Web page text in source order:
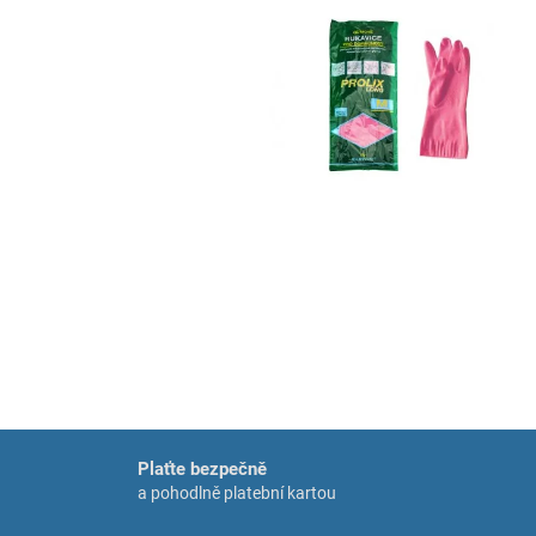
Plaťte bezpečně
a pohodlně platební kartou